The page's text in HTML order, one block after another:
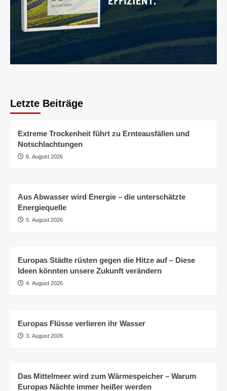
Letzte Beiträge
Extreme Trockenheit führt zu Ernteausfällen und
Notschlachtungen
6. August 2026
Aus Abwasser wird Energie – die unterschätzte
Energiequelle
5. August 2026
Europas Städte rüsten gegen die Hitze auf – Diese
Ideen könnten unsere Zukunft verändern
4. August 2026
Europas Flüsse verlieren ihr Wasser
3. August 2026
Das Mittelmeer wird zum Wärmespeicher – Warum
Europas Nächte immer heißer werden